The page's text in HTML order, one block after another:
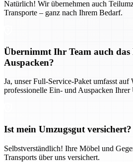
Natürlich! Wir übernehmen auch
Transporte – ganz nach Ihrem Bedarf.
Übernimmt Ihr Team auch
Auspacken?
Ja, unser Full-Service-Paket umfasst auf
professionelle Ein- und Auspacken Ihrer
Ist mein Umzugsgut versichert?
Selbstverständlich! Ihre Möbel und
Transports über uns versichert.